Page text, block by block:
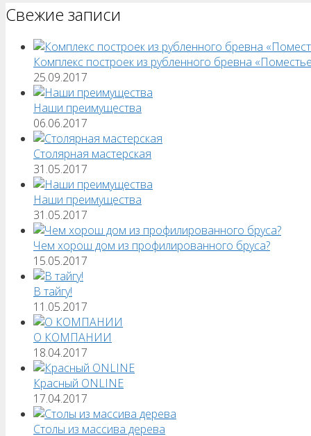
Свежие записи
Комплекс построек из рубленного бревна
25.09.2017
Наши преимущества
06.06.2017
Столярная мастерская
31.05.2017
Наши преимущества
31.05.2017
Чем хорош дом из профилированного бруса?
15.05.2017
В тайгу!
11.05.2017
О КОМПАНИИ
18.04.2017
Красный ONLINE
17.04.2017
Столы из массива дерева